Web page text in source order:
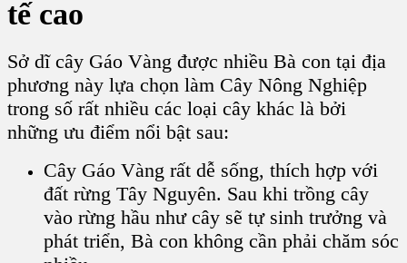
tế cao
Sở dĩ cây Gáo Vàng được nhiều Bà con tại địa
phương này lựa chọn làm Cây Nông Nghiệp
trong số rất nhiều các loại cây khác là bởi
những ưu điểm nổi bật sau:
Cây Gáo Vàng rất dễ sống, thích hợp với
đất rừng Tây Nguyên. Sau khi trồng cây
vào rừng hầu như cây sẽ tự sinh trưởng và
phát triển, Bà con không cần phải chăm sóc